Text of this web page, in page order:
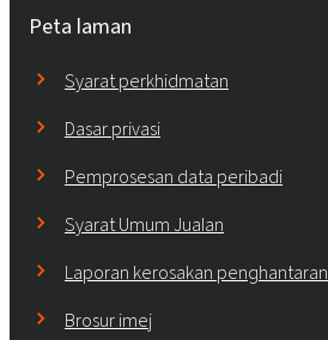
Peta laman
Syarat perkhidmatan
Dasar privasi
Pemprosesan data peribadi
Syarat Umum Jualan
Laporan kerosakan penghantaran
Brosur imej